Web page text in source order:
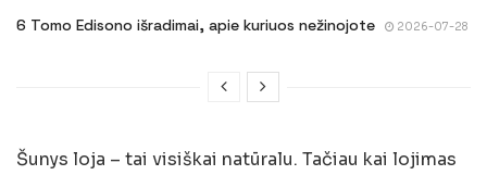
6 Tomo Edisono išradimai, apie kuriuos nežinojote 2026-07-28
Šunys loja – tai visiškai natūralu. Tačiau kai lojimas